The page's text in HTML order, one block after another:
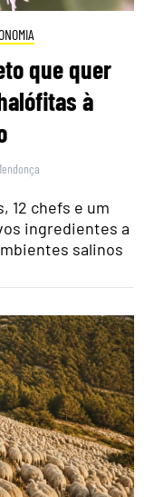
que quer
à
12 chefs e um
ingredientes a
salinos